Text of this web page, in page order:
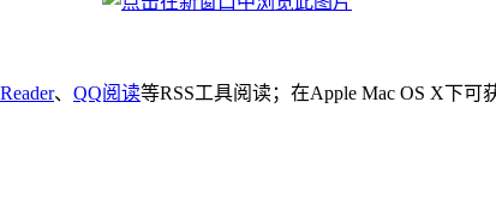
、 QQ阅读等RSS工具阅读；在Apple Mac OS X下可